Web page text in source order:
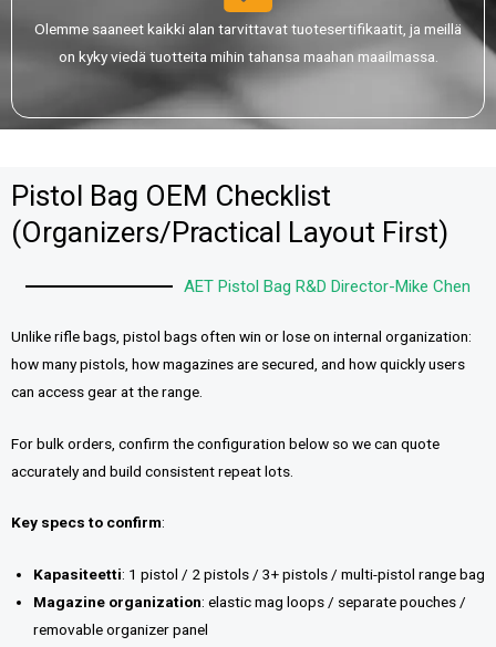
Olemme saaneet kaikki alan tarvittavat tuotesertifikaatit, ja meillä
on kyky viedä tuotteita mihin tahansa maahan maailmassa.
Pistol Bag OEM Checklist
(Organizers/Practical Layout First)
AET Pistol Bag R&D Director-Mike Chen
Unlike rifle bags, pistol bags often win or lose on internal organization:
how many pistols, how magazines are secured, and how quickly users
can access gear at the range.
For bulk orders, confirm the configuration below so we can quote
accurately and build consistent repeat lots.
Key specs to confirm:
Kapasiteetti: 1 pistol / 2 pistols / 3+ pistols / multi-pistol range bag
Magazine organization: elastic mag loops / separate pouches /
removable organizer panel